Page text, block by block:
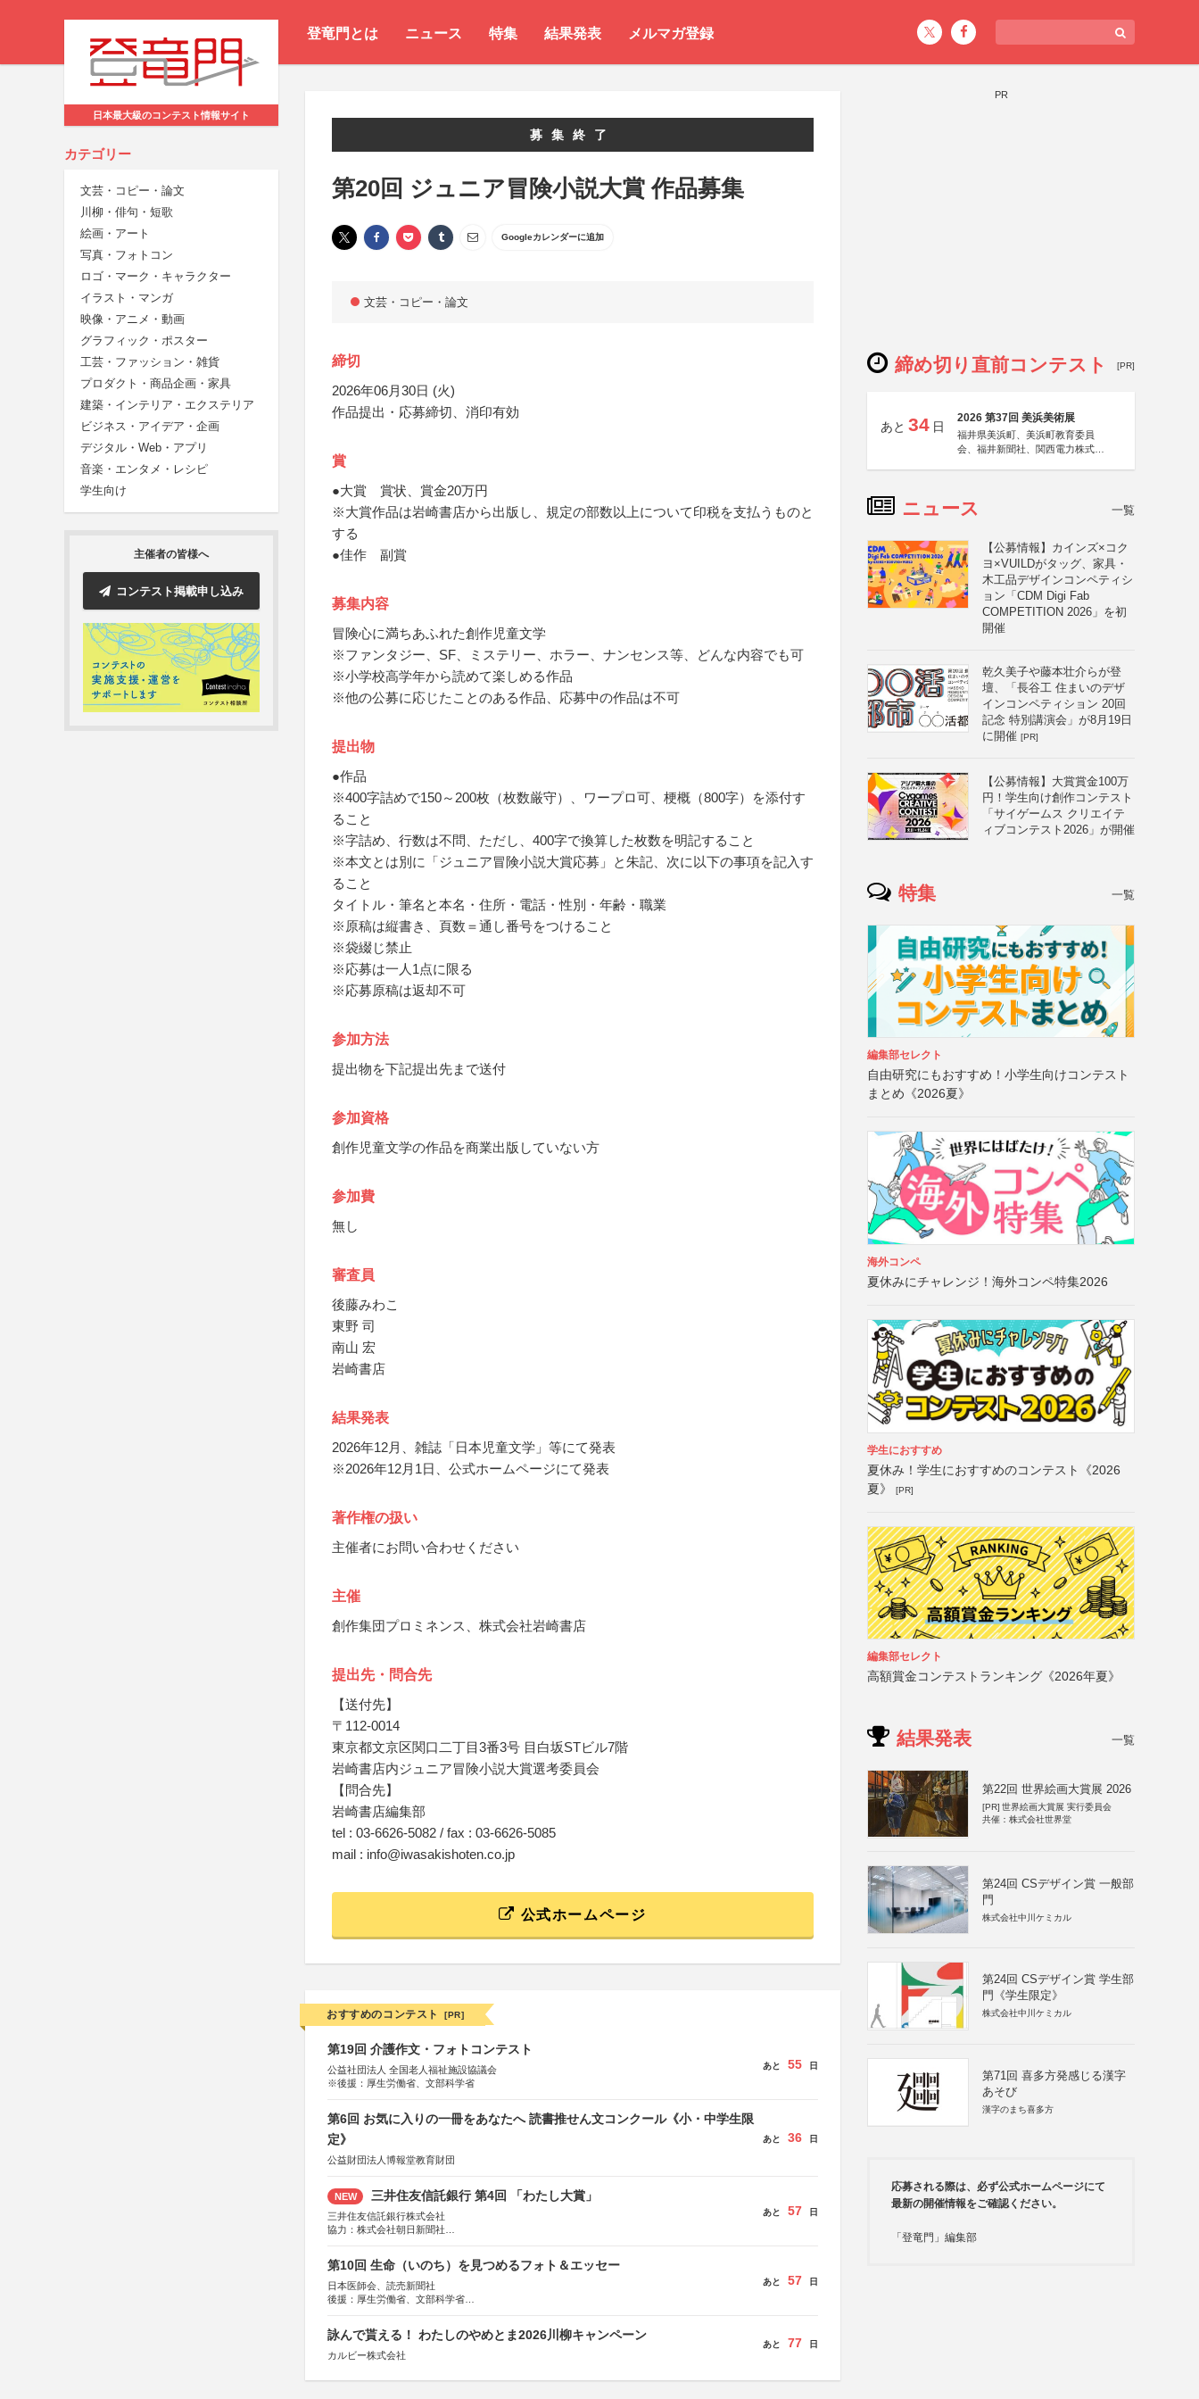
登竜門とは ニュース 特集 結果発表 メルマガ登録
日本最大級のコンテスト情報サイト
カテゴリー
文芸・コピー・論文
川柳・俳句・短歌
絵画・アート
写真・フォトコン
ロゴ・マーク・キャラクター
イラスト・マンガ
映像・アニメ・動画
グラフィック・ポスター
工芸・ファッション・雑貨
プロダクト・商品企画・家具
建築・インテリア・エクステリア
ビジネス・アイデア・企画
デジタル・Web・アプリ
音楽・エンタメ・レシピ
学生向け
主催者の皆様へ
コンテスト掲載申し込み
募集終了
第20回 ジュニア冒険小説大賞 作品募集
Googleカレンダーに追加
文芸・コピー・論文
締切
2026年06月30日 (火)
作品提出・応募締切、消印有効
賞
●大賞 賞状、賞金20万円
※大賞作品は岩崎書店から出版し、規定の部数以上について印税を支払うものと
する
●佳作 副賞
募集内容
冒険心に満ちあふれた創作児童文学
※ファンタジー、SF、ミステリー、ホラー、ナンセンス等、どんな内容でも可
※小学校高学年から読めて楽しめる作品
※他の公募に応じたことのある作品、応募中の作品は不可
提出物
●作品
※400字詰めで150～200枚（枚数厳守）、ワープロ可、梗概（800字）を添付す
ること
※字詰め、行数は不問、ただし、400字で換算した枚数を明記すること
※本文とは別に「ジュニア冒険小説大賞応募」と朱記、次に以下の事項を記入す
ること
タイトル・筆名と本名・住所・電話・性別・年齢・職業
※原稿は縦書き、頁数＝通し番号をつけること
※袋綴じ禁止
※応募は一人1点に限る
※応募原稿は返却不可
参加方法
提出物を下記提出先まで送付
参加資格
創作児童文学の作品を商業出版していない方
参加費
無し
審査員
後藤みわこ
東野 司
南山 宏
岩崎書店
結果発表
2026年12月、雑誌「日本児童文学」等にて発表
※2026年12月1日、公式ホームページにて発表
著作権の扱い
主催者にお問い合わせください
主催
創作集団プロミネンス、株式会社岩崎書店
提出先・問合先
【送付先】
〒112-0014
東京都文京区関口二丁目3番3号 目白坂STビル7階
岩崎書店内ジュニア冒険小説大賞選考委員会
【問合先】
岩崎書店編集部
tel : 03-6626-5082 / fax : 03-6626-5085
mail : info@iwasakishoten.co.jp
公式ホームページ
おすすめのコンテスト [PR]
第19回 介護作文・フォトコンテスト
公益社団法人 全国老人福祉施設協議会
※後援：厚生労働省、文部科学省
あと 55 日
第6回 お気に入りの一冊をあなたへ 読書推せん文コンクール《小・中学生限
定》
公益財団法人博報堂教育財団
あと 36 日
NEW 三井住友信託銀行 第4回 「わたし大賞」
三井住友信託銀行株式会社
協力：株式会社朝日新聞社
あと 57 日
第10回 生命（いのち）を見つめるフォト＆エッセー
日本医師会、読売新聞社
後援：厚生労働省、文部科学省
あと 57 日
詠んで貰える！ わたしのやめとま2026川柳キャンペーン
カルビー株式会社
あと 77 日
PR
締め切り直前コンテスト [PR]
あと 34 日
2026 第37回 美浜美術展
福井県美浜町、美浜町教育委員
会、福井新聞社、関西電力株式会
ニュース 一覧
【公募情報】カインズ×コク
ヨ×VUILDがタッグ、家具・
木工品デザインコンペティシ
ョン「CDM Digi Fab
COMPETITION 2026」を初
開催
乾久美子や藤本壮介らが登
壇、「長谷工 住まいのデザ
インコンペティション 20回
記念 特別講演会」が8月19日
に開催 [PR]
【公募情報】大賞賞金100万
円！学生向け創作コンテスト
「サイゲームス クリエイテ
ィブコンテスト2026」が開催
特集 一覧
編集部セレクト
自由研究にもおすすめ！小学生向けコンテスト
まとめ《2026夏》
海外コンペ
夏休みにチャレンジ！海外コンペ特集2026
学生におすすめ
夏休み！学生におすすめのコンテスト《2026
夏》
[PR]
編集部セレクト
高額賞金コンテストランキング《2026年夏》
結果発表 一覧
第22回 世界絵画大賞展 2026
[PR] 世界絵画大賞展 実行委員会
共催：株式会社世界堂
第24回 CSデザイン賞 一般部
門
株式会社中川ケミカル
第24回 CSデザイン賞 学生部
門《学生限定》
株式会社中川ケミカル
第71回 喜多方発感じる漢字
あそび
漢字のまち喜多方
応募される際は、必ず公式ホームページにて
最新の開催情報をご確認ください。
「登竜門」編集部